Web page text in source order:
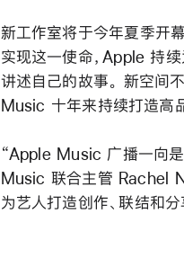
新工作室将于今年夏季开
实现这一使命，Apple 持
讲述自己的故事。 新空间
Music 十年来持续打造高
“Apple Music 广播一向是
Music 联合主管 Rachel
为艺人打造创作、联结和